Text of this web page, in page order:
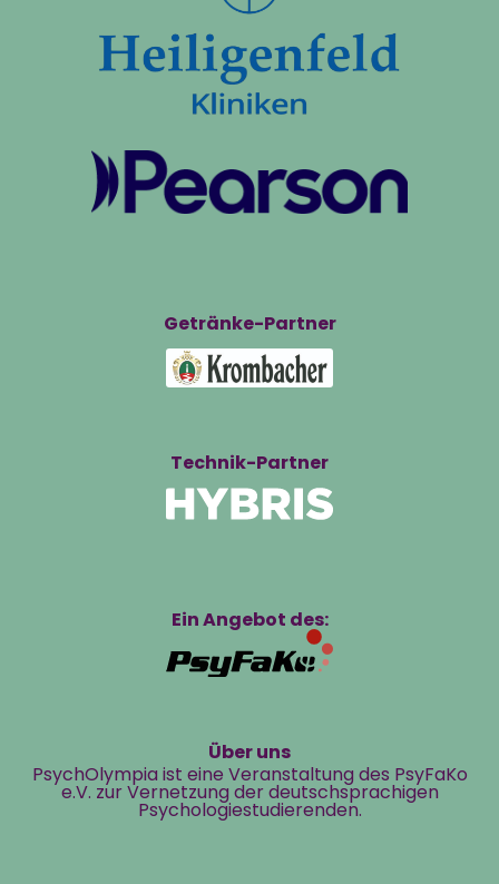
Getränke-Partner
Technik-Partner
Ein Angebot des:
Über uns
PsychOlympia ist eine Veranstaltung des PsyFaKo
e.V. zur Vernetzung der deutschsprachigen
Psychologiestudierenden.